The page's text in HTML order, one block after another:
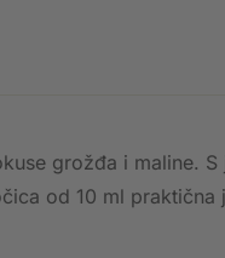
grožđa i maline.
od 10 ml praktična